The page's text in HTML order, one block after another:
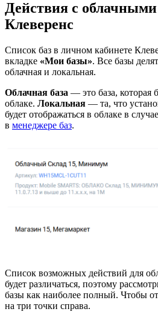
Действия с
Клеверенс
Список баз в личном кабинете
вкладке «Мои базы». Все базы
облачная и локальная.
Облачная база — это база, которая
облаке. Локальная — та, что
будет отображаться в облаке в
в менеджере баз.
Список возможных действий для
будет различаться, поэтому
базы как наиболее полный. Чтобы
на три точки справа.